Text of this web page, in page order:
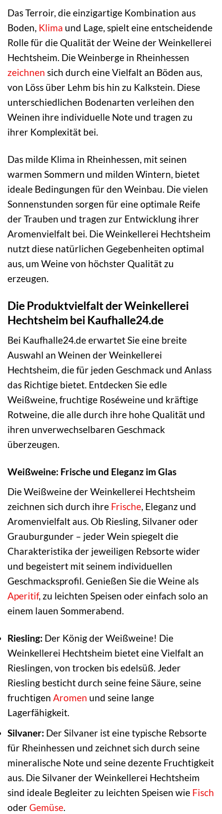
Das Terroir, die einzigartige Kombination aus
Boden, Klima und Lage, spielt eine entscheidende
Rolle für die Qualität der Weine der Weinkellerei
Hechtsheim. Die Weinberge in Rheinhessen
zeichnen sich durch eine Vielfalt an Böden aus,
von Löss über Lehm bis hin zu Kalkstein. Diese
unterschiedlichen Bodenarten verleihen den
Weinen ihre individuelle Note und tragen zu
ihrer Komplexität bei.
Das milde Klima in Rheinhessen, mit seinen
warmen Sommern und milden Wintern, bietet
ideale Bedingungen für den Weinbau. Die vielen
Sonnenstunden sorgen für eine optimale Reife
der Trauben und tragen zur Entwicklung ihrer
Aromenvielfalt bei. Die Weinkellerei Hechtsheim
nutzt diese natürlichen Gegebenheiten optimal
aus, um Weine von höchster Qualität zu
erzeugen.
Die Produktvielfalt der Weinkellerei
Hechtsheim bei Kaufhalle24.de
Bei Kaufhalle24.de erwartet Sie eine breite
Auswahl an Weinen der Weinkellerei
Hechtsheim, die für jeden Geschmack und Anlass
das Richtige bietet. Entdecken Sie edle
Weißweine, fruchtige Roséweine und kräftige
Rotweine, die alle durch ihre hohe Qualität und
ihren unverwechselbaren Geschmack
überzeugen.
Weißweine: Frische und Eleganz im Glas
Die Weißweine der Weinkellerei Hechtsheim
zeichnen sich durch ihre Frische, Eleganz und
Aromenvielfalt aus. Ob Riesling, Silvaner oder
Grauburgunder – jeder Wein spiegelt die
Charakteristika der jeweiligen Rebsorte wider
und begeistert mit seinem individuellen
Geschmacksprofil. Genießen Sie die Weine als
Aperitif, zu leichten Speisen oder einfach solo an
einem lauen Sommerabend.
Riesling: Der König der Weißweine! Die
Weinkellerei Hechtsheim bietet eine Vielfalt an
Rieslingen, von trocken bis edelsüß. Jeder
Riesling besticht durch seine feine Säure, seine
fruchtigen Aromen und seine lange
Lagerfähigkeit.
Silvaner: Der Silvaner ist eine typische Rebsorte
für Rheinhessen und zeichnet sich durch seine
mineralische Note und seine dezente Fruchtigkeit
aus. Die Silvaner der Weinkellerei Hechtsheim
sind ideale Begleiter zu leichten Speisen wie Fisch
oderGemüse.